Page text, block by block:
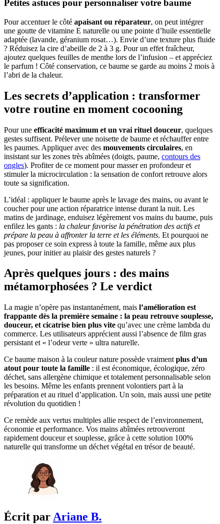
Petites astuces pour personnaliser votre baume
Pour accentuer le côté apaisant ou réparateur, on peut intégrer
une goutte de vitamine E naturelle ou une pointe d’huile essentielle
adaptée (lavande, géranium rosat…). Envie d’une texture plus fluide
? Réduisez la cire d’abeille de 2 à 3 g. Pour un effet fraîcheur,
ajoutez quelques feuilles de menthe lors de l’infusion – et appréciez
le parfum ! Côté conservation, ce baume se garde au moins 2 mois à
l’abri de la chaleur.
Les secrets d’application : transformer
votre routine en moment cocooning
Pour une efficacité maximum et un vrai rituel douceur, quelques
gestes suffisent. Prélever une noisette de baume et réchauffer entre
les paumes. Appliquer avec des mouvements circulaires, en
insistant sur les zones très abîmées (doigts, paume, contours des
ongles). Profiter de ce moment pour masser en profondeur et
stimuler la microcirculation : la sensation de confort retrouve alors
toute sa signification.
L’idéal : appliquer le baume après le lavage des mains, ou avant le
coucher pour une action réparatrice intense durant la nuit. Les
matins de jardinage, enduisez légèrement vos mains du baume, puis
enfilez les gants : la chaleur favorise la pénétration des actifs et
prépare la peau à affronter la terre et les éléments. Et pourquoi ne
pas proposer ce soin express à toute la famille, même aux plus
jeunes, pour initier au plaisir des gestes naturels ?
Après quelques jours : des mains
métamorphosées ? Le verdict
La magie n’opère pas instantanément, mais l’amélioration est
frappante dès la première semaine : la peau retrouve souplesse,
douceur, et cicatrise bien plus vite qu’avec une crème lambda du
commerce. Les utilisateurs apprécient aussi l’absence de film gras
persistant et « l’odeur verte » ultra naturelle.
Ce baume maison à la couleur nature possède vraiment plus d’un
atout pour toute la famille : il est économique, écologique, zéro
déchet, sans allergène chimique et totalement personnalisable selon
les besoins. Même les enfants prennent volontiers part à la
préparation et au rituel d’application. Un soin, mais aussi une petite
révolution du quotidien !
Ce remède aux vertus multiples allie respect de l’environnement,
économie et performance. Vos mains abîmées retrouveront
rapidement douceur et souplesse, grâce à cette solution 100%
naturelle qui transforme un déchet végétal en trésor de beauté.
Écrit parAriane B.